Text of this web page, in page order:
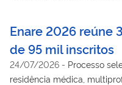
Enare 2026 reúne
de 95 mil inscritos
24/07/2026 - Processo
residência médica,